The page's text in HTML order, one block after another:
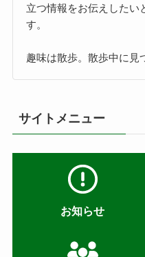
立つ情報をお伝えしたい
す。
趣味は散歩。散歩中に見
サイトメニュー
お知らせ